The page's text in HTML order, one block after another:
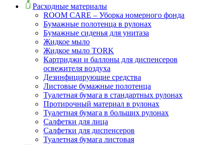
Расходные материалы
ROOM CARE – Уборка номерного фонда
Бумажные полотенца в рулонах
Бумажные сиденья для унитаза
Жидкое мыло
Жидкое мыло TORK
Картриджи и баллоны для диспенсеров
освежителя воздуха
Дезинфицирующие средства
Листовые бумажные полотенца
Туалетная бумага в стандартных рулонах
Протирочный материал в рулонах
Туалетная бумага в больших рулонах
Салфетки для лица
Салфетки для диспенсеров
Туалетная бумага листовая